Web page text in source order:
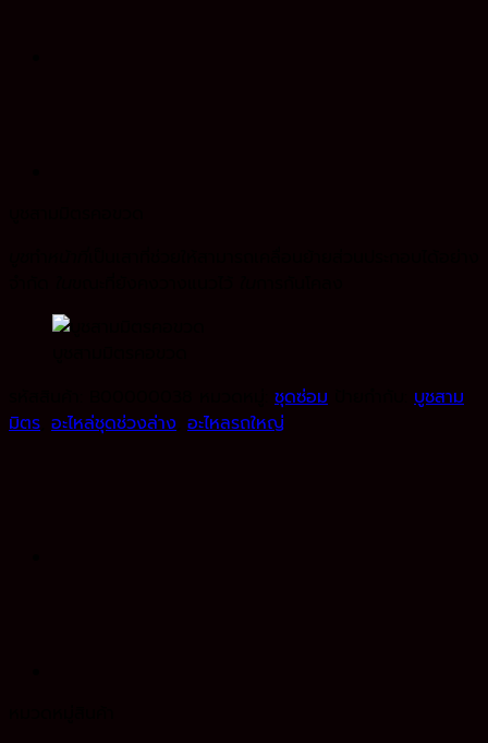
ชุดซ่อม
บูชสาม
มิตร อะไหล่ชุดช่วงล่าง อะไหลรถใหญ่